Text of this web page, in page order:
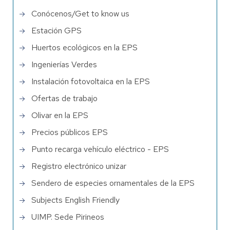
Conócenos/Get to know us
Estación GPS
Huertos ecológicos en la EPS
Ingenierías Verdes
Instalación fotovoltaica en la EPS
Ofertas de trabajo
Olivar en la EPS
Precios públicos EPS
Punto recarga vehículo eléctrico - EPS
Registro electrónico unizar
Sendero de especies ornamentales de la EPS
Subjects English Friendly
UIMP. Sede Pirineos